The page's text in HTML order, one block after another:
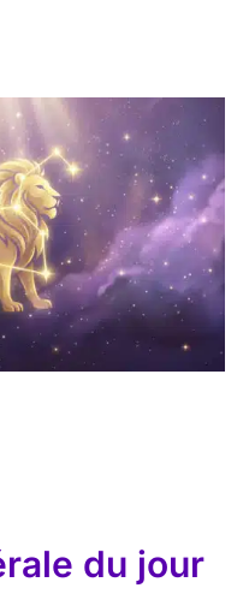
du jour